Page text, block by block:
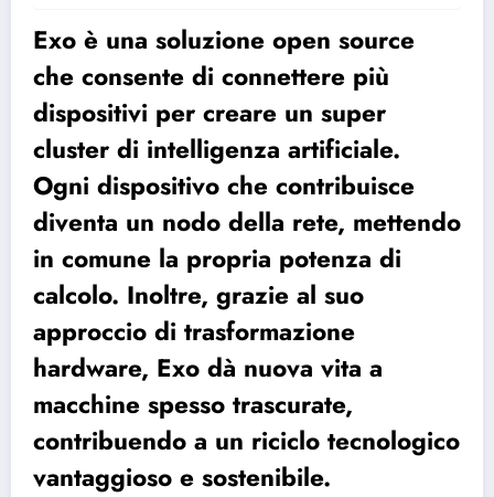
Exo è una soluzione open source
che consente di connettere più
dispositivi per creare un super
cluster di intelligenza artificiale.
Ogni dispositivo che contribuisce
diventa un nodo della rete, mettendo
in comune la propria potenza di
calcolo. Inoltre, grazie al suo
approccio di trasformazione
hardware, Exo dà nuova vita a
macchine spesso trascurate,
contribuendo a un riciclo tecnologico
vantaggioso e sostenibile.